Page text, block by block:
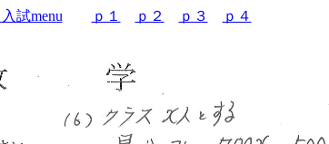
試menu ｐ１ ｐ２ ｐ３ ｐ４